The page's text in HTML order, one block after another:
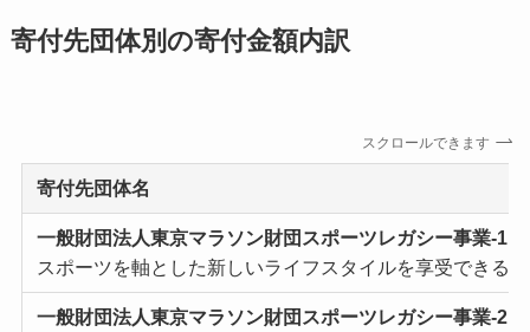
寄付先団体別の寄付⾦額内訳
スクロールできます
寄付先団体名
⼀般財団法⼈東京マラソン財団スポーツレガシー事業-1
スポーツを軸とした新しいライフスタイルを享受できる
⼀般財団法⼈東京マラソン財団スポーツレガシー事業-2